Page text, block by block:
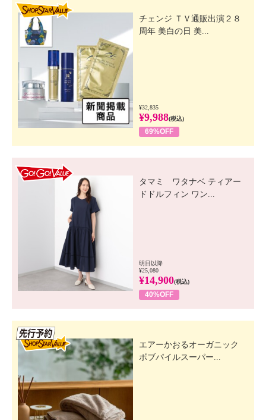
チェンジ ＴＶ通販出演２８
周年 美白の日 美...
¥32,835
¥9,988(税込)
69%OFF
タマミ ワタナベ ティアー
ドドルフィン ワン...
明日以降
¥25,080
¥14,900(税込)
40%OFF
エアーかおるオーガニック
ボブパイルスーパー...